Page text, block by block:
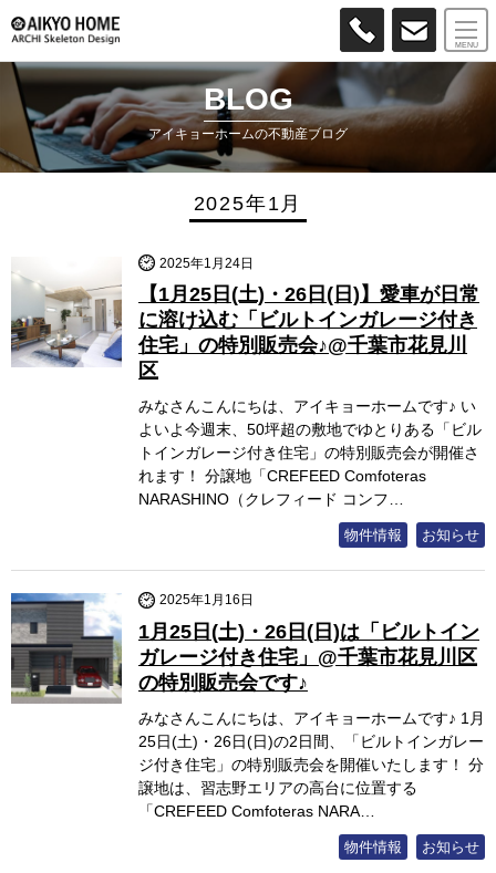
BLOG
アイキョーホームの不動産ブログ
2025年1月
2025年1月24日
【1月25日(土)・26日(日)】愛車が日常
に溶け込む「ビルトインガレージ付き
住宅」の特別販売会♪@千葉市花見川
区
みなさんこんにちは、アイキョーホームです♪ い
よいよ今週末、50坪超の敷地でゆとりある「ビル
トインガレージ付き住宅」の特別販売会が開催さ
れます！ 分譲地「CREFEED Comfoteras
NARASHINO（クレフィード コンフ…
物件情報 お知らせ
2025年1月16日
1月25日(土)・26日(日)は「ビルトイン
ガレージ付き住宅」@千葉市花見川区
の特別販売会です♪
みなさんこんにちは、アイキョーホームです♪ 1月
25日(土)・26日(日)の2日間、「ビルトインガレー
ジ付き住宅」の特別販売会を開催いたします！ 分
譲地は、習志野エリアの高台に位置する
「CREFEED Comfoteras NARA…
物件情報 お知らせ
MENU